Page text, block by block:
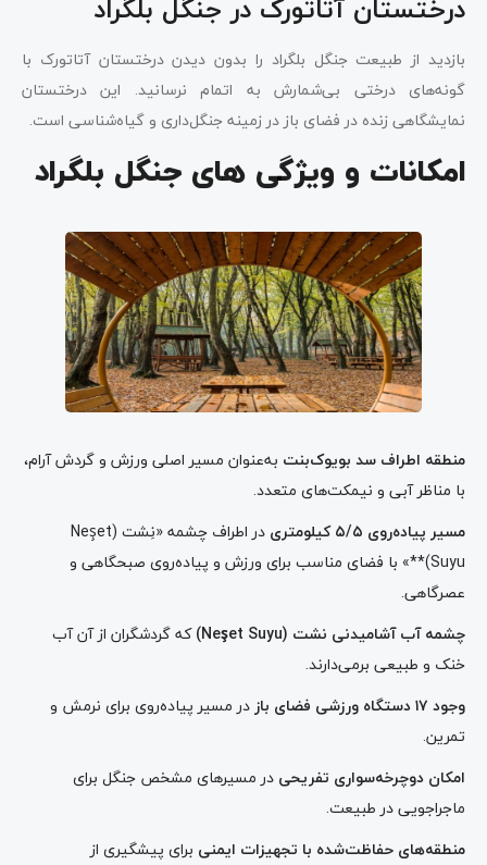
درختستان آتاتورک در جنگل بلگراد
بازدید از طبیعت جنگل بلگراد را بدون دیدن درختستان آتاتورک با
گونه‌های درختی بی‌شمارش به اتمام نرسانید. این درختستان
نمایشگاهی زنده در فضای باز در زمینه جنگل‌داری و گیاه‌شناسی است.
امکانات و ویژگی های جنگل بلگراد
منطقه اطراف سد بویوک‌بنت به‌عنوان مسیر اصلی ورزش و گردش آرام،
با مناظر آبی و نیمکت‌های متعدد.
مسیر پیاده‌روی ۵/۵ کیلومتری
در اطراف چشمه «نِشت (Neşet
Suyu)**» با فضای مناسب برای ورزش و پیاده‌روی صبحگاهی و
عصرگاهی.
چشمه آب آشامیدنی نشت (Neşet Suyu)
که گردشگران از آن آب
خنک و طبیعی برمی‌دارند.
وجود ۱۷ دستگاه ورزشی فضای باز
در مسیر پیاده‌روی برای نرمش و
تمرین.
امکان دوچرخه‌سواری تفریحی در مسیرهای مشخص جنگل برای
ماجراجویی در طبیعت.
منطقه‌های حفاظت‌شده با تجهیزات ایمنی برای پیشگیری از